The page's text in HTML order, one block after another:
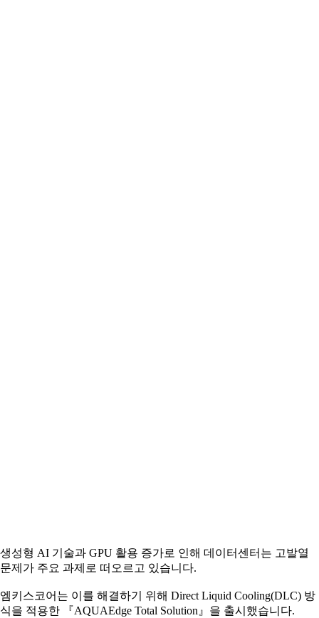
생성형 AI 기술과 GPU 활용 증가로 인해 데이터센터는 고발열
문제가 주요 과제로 떠오르고 있습니다.
엠키스코어는 이를 해결하기 위해 Direct Liquid Cooling(DLC) 방
식을 적용한 『AQUAEdge Total Solution』을 출시했습니다.